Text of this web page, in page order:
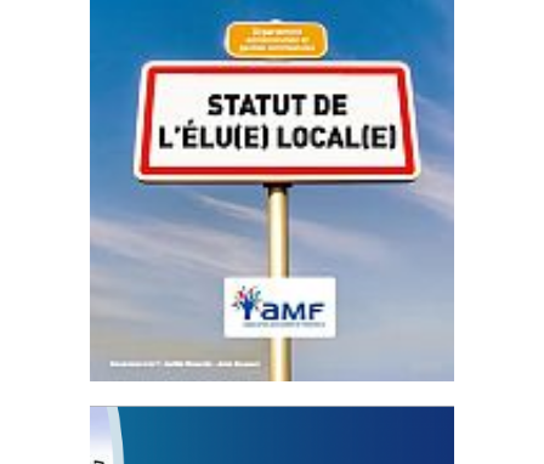
Statut de l’élu local
3 avril 2024